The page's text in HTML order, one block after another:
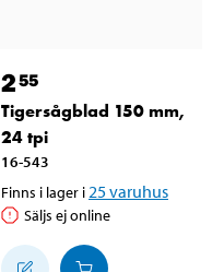
255
Tigersågblad 150 mm,
24 tpi
16-543
Finns i lager i 25varuhus
Säljs ej online